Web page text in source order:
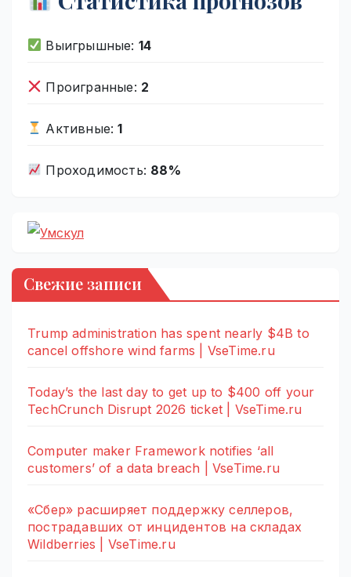
Выигрышные: 14
Проигранные: 2
Активные:1
Проходимость: 88%
Свежие записи
Trump administration has spent nearly $4B to
cancel offshore wind farms | VseTime.ru
Today’s the last day to get up to $400 off your
TechCrunch Disrupt 2026 ticket | VseTime.ru
Computer maker Framework notifies ‘all
customers’ of a data breach | VseTime.ru
«Сбер» расширяет поддержку селлеров,
пострадавших от инцидентов на складах
Wildberries | VseTime.ru